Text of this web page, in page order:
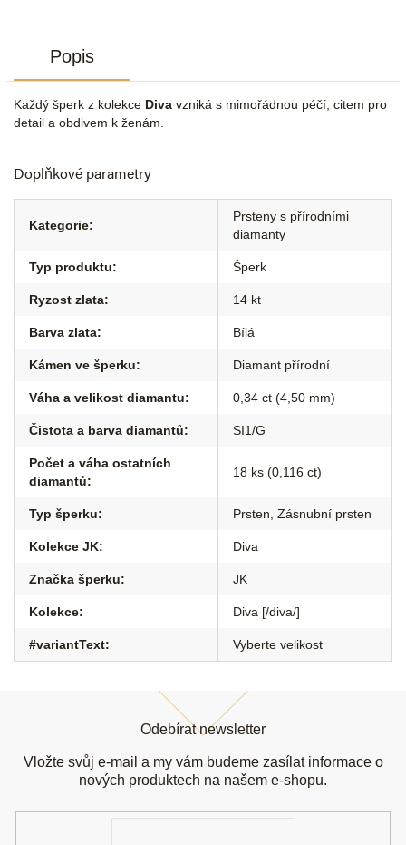
Popis
Každý šperk z kolekce Diva vzniká s mimořádnou péčí, citem pro
detail a obdivem k ženám.
Doplňkové parametry
Kategorie:
Prsteny s přírodními
diamanty
Typ produktu: Šperk
Ryzost zlata: 14 kt
Barva zlata: Bílá
Kámen ve šperku: Diamant přírodní
Váha a velikost diamantu: 0,34 ct (4,50 mm)
Čistota a barva diamantů: SI1/G
Počet a váha ostatních
diamantů:
18 ks (0,116 ct)
Typ šperku: Prsten Zásnubní prsten
Kolekce JK: Diva
Značka šperku: JK
Kolekce: Diva [/diva/]
#variantText: Vyberte velikost
Odebírat newsletter
Vložte svůj e-mail a my vám budeme zasílat informace o
nových produktech na našem e-shopu.